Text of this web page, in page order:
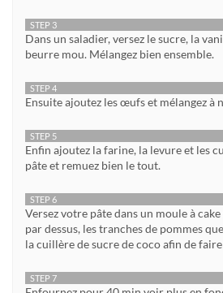
STEP 3
Dans un saladier, versez le sucre, la
beurre mou. Mélangez bien ensemble.
STEP 4
Ensuite ajoutez les œufs et mélangez à
STEP 5
Enfin ajoutez la farine, la levure et les
pâte et remuez bien le tout.
STEP 6
Versez votre pâte dans un moule à
par dessus, les tranches de pommes
la cuillère de sucre de coco afin de
STEP 7